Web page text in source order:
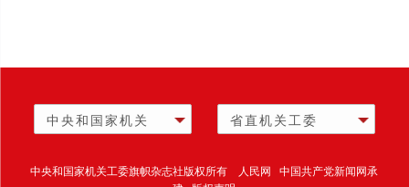
中央和国家机关 省直机关工委
中央和国家机关工委旗帜杂志社版权所有 人民网 中国共产党新闻网承